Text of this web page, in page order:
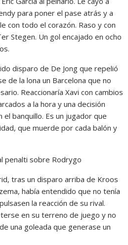
para poner el pase atrás y a
con todo el corazón. Raso y con
Stegen. Un gol encajado en ocho
disparo de De Jong que repelió
de la lona un Barcelona que no
Reaccionaría Xavi con cambios
a la hora y una decisión
banquillo. Es un jugador que
que muerde por cada balón y
penalti sobre Rodrygo
tras un disparo arriba de Kroos
había entendido que no tenía
la reacción de su rival.
en su terreno de juego y no
una goleada que generase un